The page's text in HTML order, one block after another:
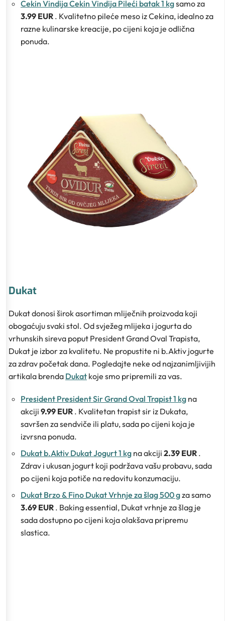
Cekin Vindija Cekin Vindija Pileći batak 1 kgsamo za
3.99 EUR . Kvalitetno pileće meso iz Cekina, idealno za
razne kulinarske kreacije, po cijeni koja je odlična
ponuda.
Dukat
Dukat donosi širok asortiman mliječnih proizvoda koji
obogaćuju svaki stol. Od svježeg mlijeka i jogurta do
vrhunskih sireva poput President Grand Oval Trapista,
Dukat je izbor za kvalitetu. Ne propustite ni b.Aktiv jogurte
za zdrav početak dana. Pogledajte neke od najzanimljivijih
artikala brenda Dukat koje smo pripremili za vas.
President President Sir Grand Oval Trapist 1 kg na
akciji 9.99 EUR . Kvalitetan trapist sir iz Dukata,
savršen za sendviče ili platu, sada po cijeni koja je
izvrsna ponuda.
Dukat b.Aktiv Dukat Jogurt 1 kg na akciji 2.39 EUR .
Zdrav i ukusan jogurt koji podržava vašu probavu, sada
po cijeni koja potiče na redovitu konzumaciju.
Dukat Brzo & Fino Dukat Vrhnje za šlag 500 gza samo
3.69 EUR . Baking essential, Dukat vrhnje za šlag je
sada dostupno po cijeni koja olakšava pripremu
slastica.